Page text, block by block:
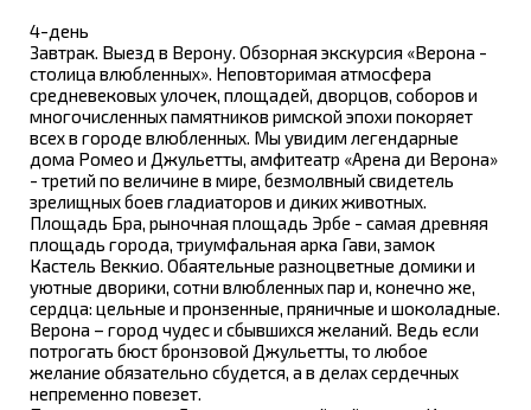
4-день
Завтрак. Выезд в Верону. Обзорная экскурсия «Верона -
столица влюбленных». Неповторимая атмосфера
средневековых улочек, площадей, дворцов, соборов и
многочисленных памятников римской эпохи покоряет
всех в городе влюбленных. Мы увидим легендарные
дома Ромео и Джульетты, амфитеатр «Арена ди Верона»
- третий по величине в мире, безмолвный свидетель
зрелищных боев гладиаторов и диких животных.
Площадь Бра, рыночная площадь Эрбе - самая древняя
площадь города, триумфальная арка Гави, замок
Кастель Веккио. Обаятельные разноцветные домики и
уютные дворики, сотни влюбленных пар и, конечно же,
сердца: цельные и пронзенные, пряничные и шоколадные.
Верона – город чудес и сбывшихся желаний. Ведь если
потрогать бюст бронзовой Джульетты, то любое
желание обязательно сбудется, а в делах сердечных
непременно повезет.